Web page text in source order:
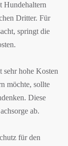
Hundehaltern
Dritter. Für
springt die
sehr hohe Kosten
möchte, sollte
Diese
ab.
für den